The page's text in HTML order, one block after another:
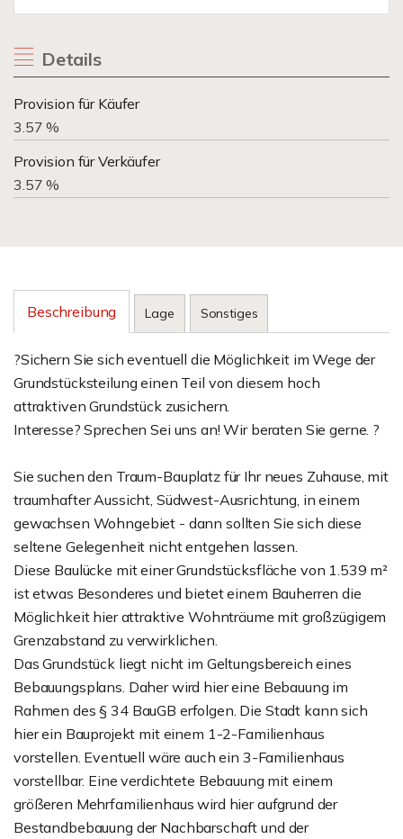
Details
Provision für Käufer
3.57 %
Provision für Verkäufer
3.57 %
Beschreibung Lage Sonstiges
?Sichern Sie sich eventuell die Möglichkeit im Wege der
Grundstücksteilung einen Teil von diesem hoch
attraktiven Grundstück zusichern.
Interesse? Sprechen Sei uns an! Wir beraten Sie gerne. ?
Sie suchen den Traum-Bauplatz für Ihr neues Zuhause, mit
traumhafter Aussicht, Südwest-Ausrichtung, in einem
gewachsen Wohngebiet - dann sollten Sie sich diese
seltene Gelegenheit nicht entgehen lassen.
Diese Baulücke mit einer Grundstücksfläche von 1.539 m²
ist etwas Besonderes und bietet einem Bauherren die
Möglichkeit hier attraktive Wohnträume mit großzügigem
Grenzabstand zu verwirklichen.
Das Grundstück liegt nicht im Geltungsbereich eines
Bebauungsplans. Daher wird hier eine Bebauung im
Rahmen des § 34 BauGB erfolgen. Die Stadt kann sich
hier ein Bauprojekt mit einem 1-2-Familienhaus
vorstellen. Eventuell wäre auch ein 3-Familienhaus
vorstellbar. Eine verdichtete Bebauung mit einem
größeren Mehrfamilienhaus wird hier aufgrund der
Bestandbebauung der Nachbarschaft und der